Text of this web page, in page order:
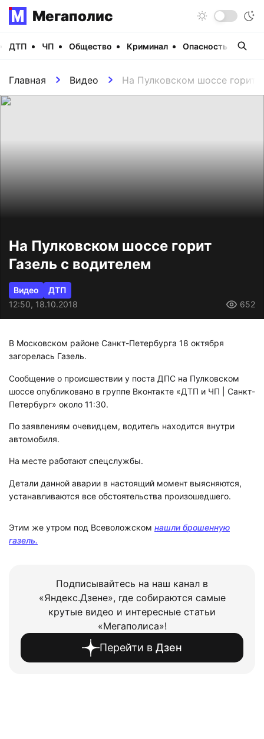
Мегаполис
ДТП ЧП Общество Криминал Опасность
Главная Видео На Пулковском шоссе горит
На Пулковском шоссе горит
Газель с водителем
Видео
ДТП
12:50, 18.10.2018
652
В Московском районе Санкт-Петербурга 18 октября
загорелась Газель.
Сообщение о происшествии у поста ДПС на Пулковском
шоссе опубликовано в группе Вконтакте «ДТП и ЧП | Санкт-
Петербург» около 11:30.
По заявлениям очевидцем, водитель находится внутри
автомобиля.
На месте работают спецслужбы.
Детали данной аварии в настоящий момент выясняются,
устанавливаются все обстоятельства произошедшего.
Этим же утром под Всеволожском нашли брошенную
газель.
Подписывайтесь на наш канал в
«Яндекс.Дзене», где собираются самые
крутые видео и интересные статьи
«Мегаполиса»!
Перейти в Дзен